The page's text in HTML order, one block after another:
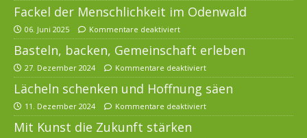
Fackel der Menschlichkeit im Odenwald
06. Juni 2025 Kommentare deaktiviert
Basteln, backen, Gemeinschaft erleben
27. Dezember 2024 Kommentare deaktiviert
Lächeln schenken und Hoffnung säen
11. Dezember 2024 Kommentare deaktiviert
Mit Kunst die Zukunft stärken